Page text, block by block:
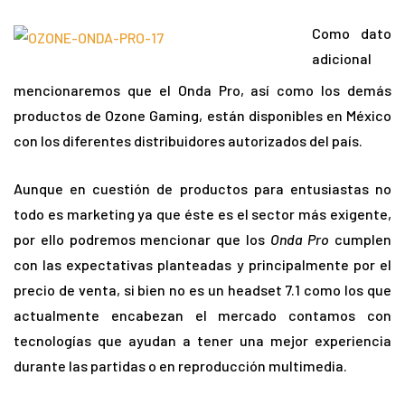
Como dato
adicional
mencionaremos que el Onda Pro, así como los demás
productos de Ozone Gaming, están disponibles en México
con los diferentes distribuidores autorizados del país.
Aunque en cuestión de productos para entusiastas no
todo es marketing ya que éste es el sector más exigente,
por ello podremos mencionar que los Onda Pro cumplen
con las expectativas planteadas y principalmente por el
precio de venta, si bien no es un headset 7.1 como los que
actualmente encabezan el mercado contamos con
tecnologías que ayudan a tener una mejor experiencia
durante las partidas o en reproducción multimedia.